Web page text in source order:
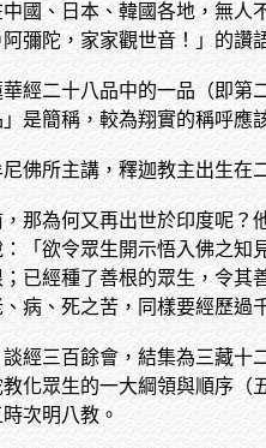
國、日本、韓國各地，無人
彌陀，家家觀世音！」的讚
經二十八品中的一品（即
是簡稱，較為翔實的稱呼應
佛所主講，釋迦教主出生
那為何又再出世於印度呢
「欲令眾生開示悟入佛之
已經種了善根的眾生，令
病、死之苦，同樣要經歷過
經三百餘會，結集為三藏
化眾生的一大綱領與順序
次明八教。